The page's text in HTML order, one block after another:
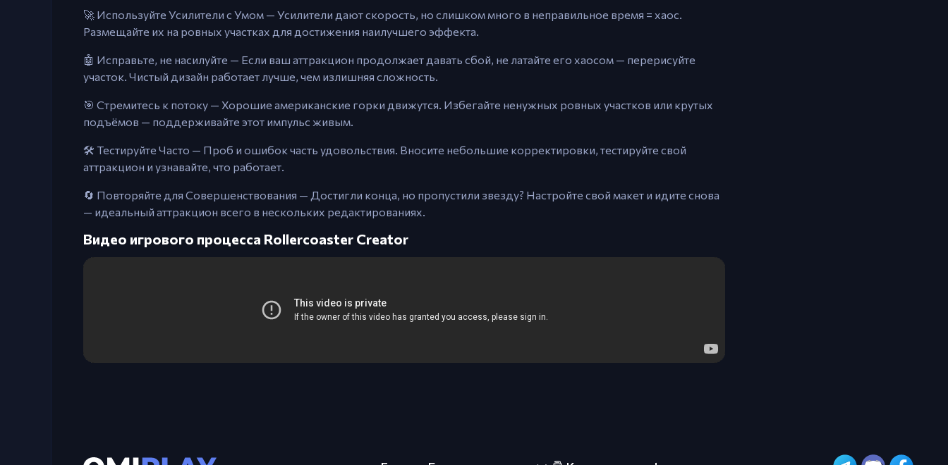
🚀 Используйте Усилители с Умом — Усилители дают скорость, но слишком много в неправильное время = хаос.
Размещайте их на ровных участках для достижения наилучшего эффекта.
🤖 Исправьте, не насилуйте — Если ваш аттракцион продолжает давать сбой, не латайте его хаосом — перерисуйте
участок. Чистый дизайн работает лучше, чем излишняя сложность.
🎯 Стремитесь к потоку — Хорошие американские горки движутся. Избегайте ненужных ровных участков или крутых
подъёмов — поддерживайте этот импульс живым.
🛠️ Тестируйте Часто — Проб и ошибок часть удовольствия. Вносите небольшие корректировки, тестируйте свой
аттракцион и узнавайте, что работает.
🔄 Повторяйте для Совершенствования — Достигли конца, но пропустили звезду? Настройте свой макет и идите снова
— идеальный аттракцион всего в нескольких редактированиях.
Видео игрового процесса Rollercoaster Creator